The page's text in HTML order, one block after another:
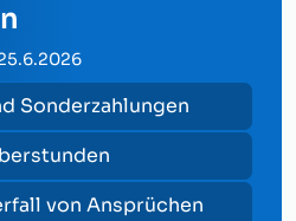
Sonderzahlungen
von Ansprüchen